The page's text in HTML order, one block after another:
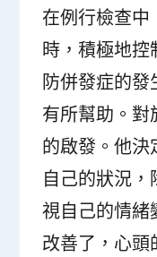
在例行檢查中
時，積極地控
防併發症的
有所幫助。
的啟發。他
自己的狀況
視自己的情緒
改善了，心頭